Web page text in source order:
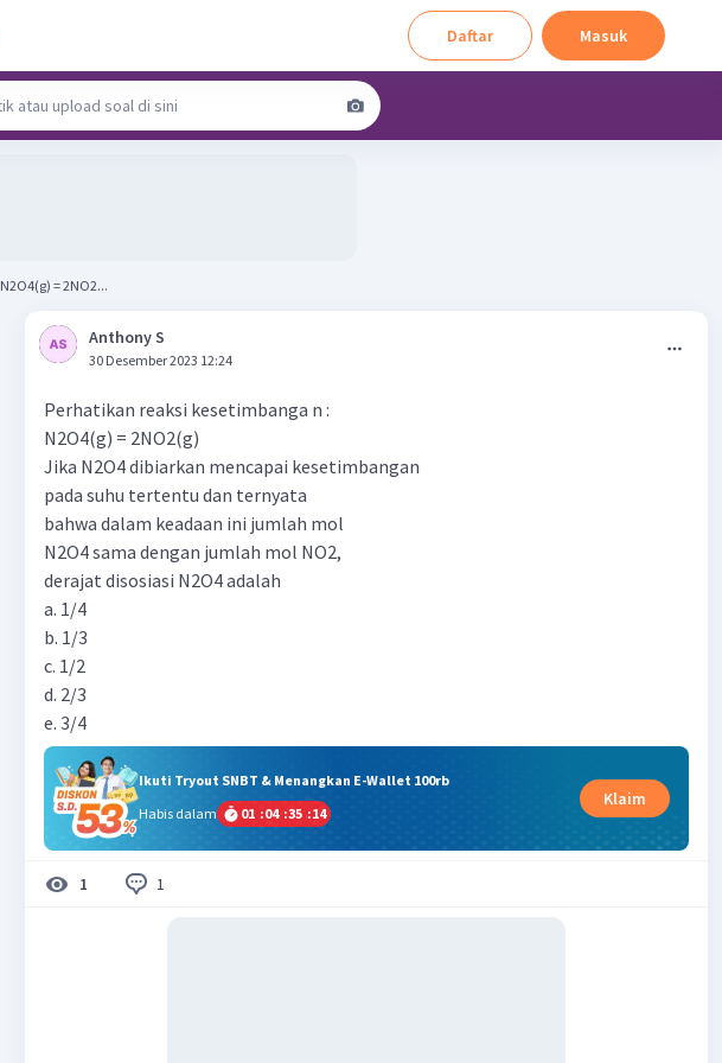
Daftar Masuk
Perhatikan reaksi kesetimbanga n : N2O4(g) = 2NO2...
Anthony S
30 Desember 2023 12:24
Perhatikan reaksi kesetimbanga n :
N2O4(g) = 2NO2(g)
Jika N2O4 dibiarkan mencapai kesetimbangan
pada suhu tertentu dan ternyata
bahwa dalam keadaan ini jumlah mol
N2O4 sama dengan jumlah mol NO2,
derajat disosiasi N2O4 adalah
a. 1/4
b. 1/3
c. 1/2
d. 2/3
e. 3/4
Ikuti Tryout SNBT & Menangkan E-Wallet 100rb
Habis dalam
01 :04 :35 :14
Klaim
1 1